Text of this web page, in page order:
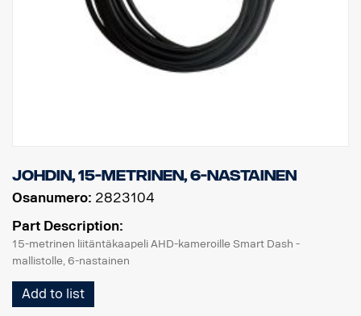
johdin, 15-metrinen, 6-nastainen
Osanumero: 2823104
Part Description:
15-metrinen liitäntäkaapeli AHD-kameroille Smart Dash -
mallistolle, 6-nastainen
Add to list